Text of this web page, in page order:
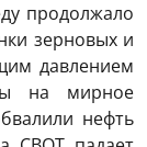
продолжало
зерновых и
давлением
на мирное
нефть